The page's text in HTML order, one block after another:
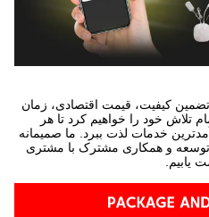
کیفیت، قیمت اقتصادی، زمان
تلاش خود را خواهیم کرد تا هر
خدمات لذت ببرد. ما صمیمانه
توسعه و همکاری مشترک با مشتری
یابیم.